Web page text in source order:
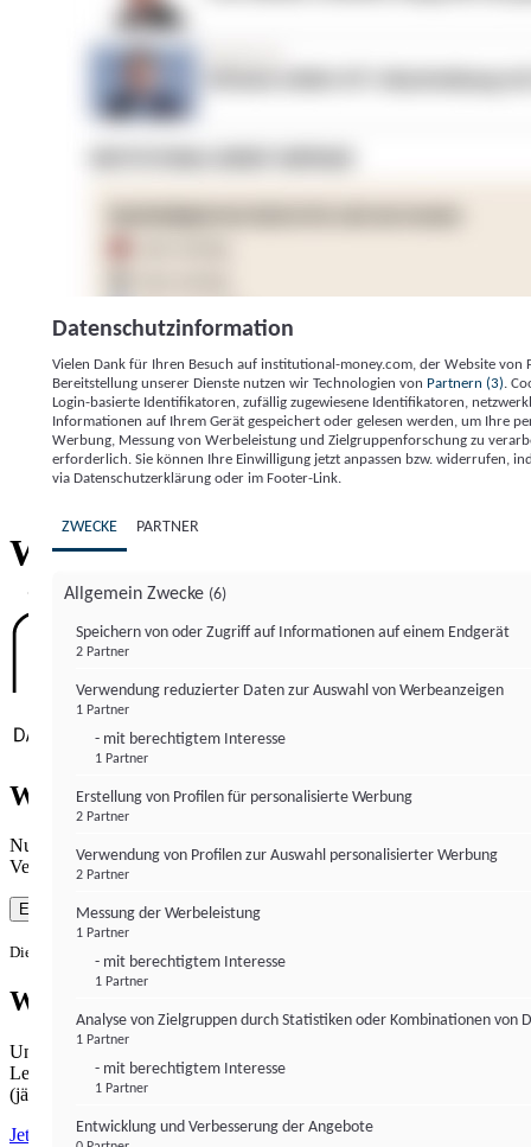
Institutional Money
ImpressumDatenschutzerklärung
Willkommen bei
Wie gewohnt mit Werbung lesen
Nutzen Sie institutional-money.com mit Ihrer Zustimmung zur
Verwendung von Cookies für Webanalyse und Werbemaßnahmen.
Einverstanden
Die Zustimmung ist jederzeit widerrufbar.
Werbefrei lesen
Unabhängiger Journalismus hat seinen Preis.
Lesen Sie institutional-money.com PUR für 33,99€ pro Monat
(jährliche Abrechnung).
Jetzt abonnieren
Datenschutzinformation
Vielen Dank für Ihren Besuch auf institutional-money.com, der Website von
Bereitstellung unserer Dienste nutzen wir Technologien von Partnern (3) .
Login-basierte Identifikatoren, zufällig zugewiesene Identifikatoren,
Informationen auf Ihrem Gerät gespeichert oder gelesen werden, um Ihre
Werbung, Messung von Werbeleistung und Zielgruppenforschung zu
erforderlich. Sie können Ihre Einwilligung jetzt anpassen bzw. widerrufen,
via Datenschutzerklärung oder im Footer-Link.
ZWECKE PARTNER
Allgemein Zwecke (6)
Speichern von oder Zugriff auf Informationen auf einem Endgerät
2 Partner
Verwendung reduzierter Daten zur Auswahl von Werbeanzeigen
1 Partner
- mit berechtigtem Interesse
1 Partner
Erstellung von Profilen für personalisierte Werbung
2 Partner
Verwendung von Profilen zur Auswahl personalisierter Werbung
2 Partner
Messung der Werbeleistung
1 Partner
- mit berechtigtem Interesse
1 Partner
Analyse von Zielgruppen durch Statistiken oder Kombinationen von
1 Partner
- mit berechtigtem Interesse
1 Partner
Entwicklung und Verbesserung der Angebote